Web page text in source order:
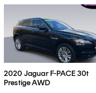
2020 Jaguar F-PACE 30t
Prestige AWD